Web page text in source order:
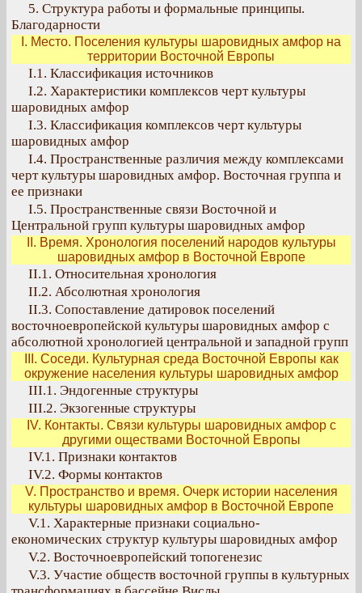
5. Структура работы и формальные принципы.
Благодарности
I. Место. Поселения культуры шаровидных амфор на
территории Восточной Европы
I.1. Классификация источников
I.2. Характеристики комплексов черт культуры
шаровидных амфор
I.3. Классификация комплексов черт культуры
шаровидных амфор
I.4. Пространственные различия между комплексами
черт культуры шаровидных амфор. Восточная группа и
ее признаки
I.5. Пространственные связи Восточной и
Центральной групп культуры шаровидных амфор
II. Время. Хронология поселений народов культуры
шаровидных амфор в Восточной Европе
II.1. Относительная хронология
II.2. Абсолютная хронология
II.3. Сопоставление датировок поселений
восточноевропейской культуры шаровидных амфор с
абсолютной хронологией центральной и западной групп
III. Соседи. Культурная среда Восточной Европы как
окружение населения культуры шаровидных амфор
III.1. Эндогенные структуры
III.2. Экзогенные структуры
IV. Контакты. Связи культуры шаровидных амфор с
другими оществами Восточной Европы
IV.1. Признаки контактов
IV.2. Формы контактов
V. Пространство и время. Очерк истории населения
культуры шаровидных амфор в Восточной Европе
V.1. Характерные признаки социально-
економических структур культуры шаровидных амфор
V.2. Восточноевропейский топогенезис
V.3. Участие обществ восточной группы в культурных